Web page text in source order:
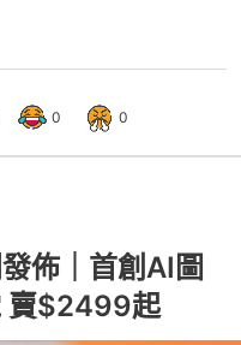
0 0
佈｜首創AI圖
賣$2499起